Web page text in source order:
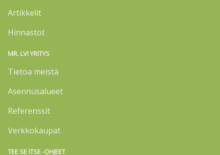
Artikkelit
Hinnastot
MR. LVI YRITYS
Tietoa meistä
Asennusalueet
Referenssit
Verkkokaupat
TEE SE ITSE -OHJEET